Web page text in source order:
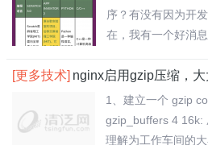
序？有没有因为开
在，我有一个好消
[更多技术] nginx启用gzip压缩，
1、建立一个 gzip
gzip_buffers 4 16k:
理解为工作车间的